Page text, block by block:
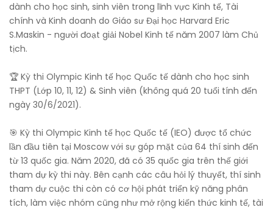
dành cho học sinh, sinh viên trong lĩnh vực Kinh tế, Tài
chính và Kinh doanh do Giáo sư Đại học Harvard Eric
S.Maskin - người đoạt giải Nobel Kinh tế năm 2007 làm Chủ
tịch.
🏆 Kỳ thi Olympic Kinh tế học Quốc tế dành cho học sinh
THPT (Lớp 10, 11, 12) & Sinh viên (không quá 20 tuổi tính đến
ngày 30/6/2021).
🎯 Kỳ thi Olympic Kinh tế học Quốc tế (IEO) được tổ chức
lần đầu tiên tại Moscow với sự góp mặt của 64 thí sinh đến
từ 13 quốc gia. Năm 2020, đã có 35 quốc gia trên thế giới
tham dự kỳ thi này. Bên cạnh các câu hỏi lý thuyết, thí sinh
tham dự cuộc thi còn có cơ hội phát triển kỹ năng phân
tích, làm việc nhóm cũng như mở rộng kiến thức kinh tế, tài